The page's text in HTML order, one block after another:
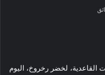
القاعدية، لخضر رخروخ، اليوم